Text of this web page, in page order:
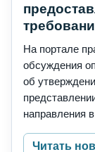
На портале
обсуждения
об
направления
Читать